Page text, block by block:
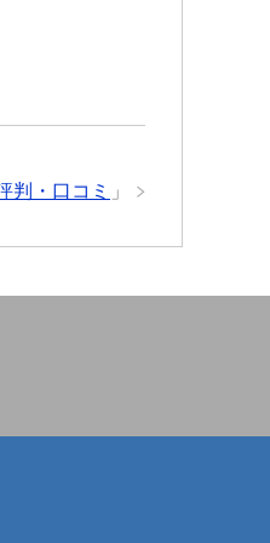
判・口コミ 」